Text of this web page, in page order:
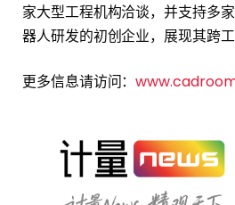
家大型工程机构洽谈，并支持多
器人研发的初创企业，展现其跨
更多信息请访问：